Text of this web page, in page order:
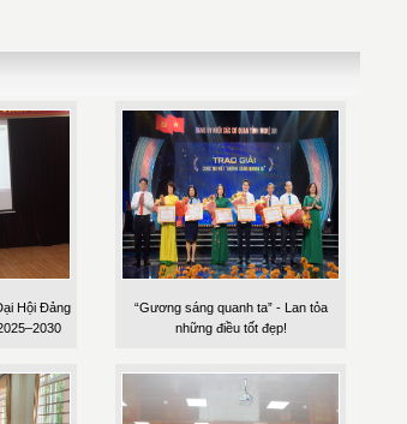
Hội Đảng
“Gương sáng quanh ta” - Lan tỏa
những điều tốt đẹp!